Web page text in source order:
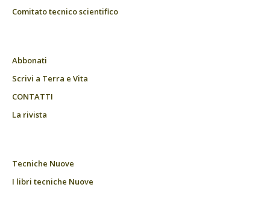
Comitato tecnico scientifico
Abbonati
Scrivi a Terra e Vita
CONTATTI
La rivista
Tecniche Nuove
I libri tecniche Nuove